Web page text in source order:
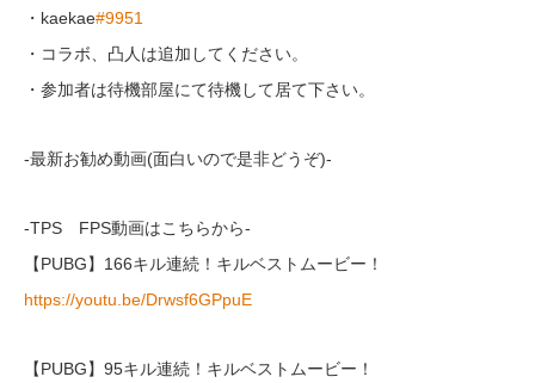
・kaekae#9951
・コラボ、凸人は追加してください。
・参加者は待機部屋にて待機して居て下さい。
-最新お勧め動画(面白いので是非どうぞ)-
-TPS FPS動画はこちらから-
【PUBG】166キル連続！キルベストムービー！
https://youtu.be/Drwsf6GPpuE
【PUBG】95キル連続！キルベストムービー！